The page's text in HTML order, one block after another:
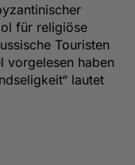
für religiöse
Touristen
vorgelesen haben
lautet